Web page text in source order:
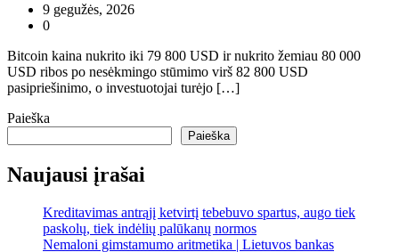
9 gegužės, 2026
0
Bitcoin kaina nukrito iki 79 800 USD ir nukrito žemiau 80 000
USD ribos po nesėkmingo stūmimo virš 82 800 USD
pasipriešinimo, o investuotojai turėjo […]
Paieška
Paieška
Naujausi įrašai
Kreditavimas antrąjį ketvirtį tebebuvo spartus, augo tiek
paskolų, tiek indėlių palūkanų normos
Nemaloni gimstamumo aritmetika | Lietuvos bankas